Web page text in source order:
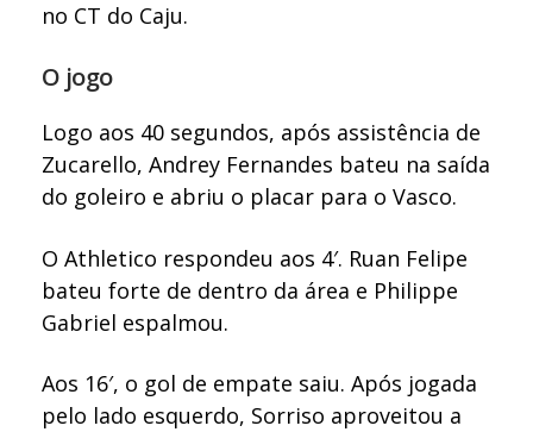
no CT do Caju.
O jogo
Logo aos 40 segundos, após assistência de
Zucarello, Andrey Fernandes bateu na saída
do goleiro e abriu o placar para o Vasco.
O Athletico respondeu aos 4′. Ruan Felipe
bateu forte de dentro da área e Philippe
Gabriel espalmou.
Aos 16′, o gol de empate saiu. Após jogada
pelo lado esquerdo, Sorriso aproveitou a